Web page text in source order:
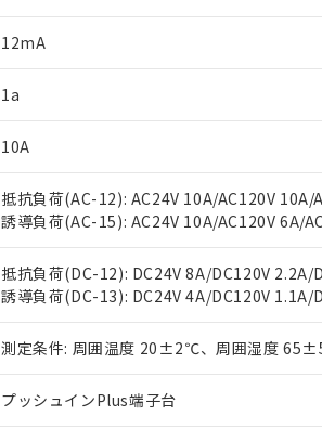
12mA
1a
10A
抵抗負荷(AC-12): AC24V 10A/AC120V 10A/
誘導負荷(AC-15): AC24V 10A/AC120V 6A/
抵抗負荷(DC-12): DC24V 8A/DC120V 2.2A/
誘導負荷(DC-13): DC24V 4A/DC120V 1.1A/
測定条件: 周囲温度 20±2℃、周囲湿度
プッシュインPlus端子台
以下の条件をお読みいただき、同意のう
くものです。
在庫状況および標準価格照会結果
正式な納期状況および標準価格は
当社販売員にご相談ください。
オムロン制御機器販売店や当社販売
す。
マイパーツ機能（部品リスト作成
ている必要があります。
お客様が当ウェブサイト上で当社
が、当社の製品・サービスに関す
さい。
*EU RoHS指令（10物質）：
鉛(Pb) 1000ppm以下、 水銀(Hg) 1000ppm以下、
ル（DBP） 1000ppm以下、フタル酸ジイソブチル
フタル酸エステル類の４物質については閾値を超え
※2 対応予定月
※3 非含有証明書ダウンロード
下記の非含有証明書をダウンロードする
「○」：最大均質材料含有率が中国
「×」：最大均質材料含有率が中国RoHS
「－」：未確認です。当社販売部門へお
Cr(Ⅵ)(六価クロム) : 1000ppm、 PBBs(ポリ臭化ビフ
DEHP(フタル酸ビス(2-エチルヘキシル)) : 1000ppm
※2 環境保護使用期限
「ｅ」：有害物質（10物質）のすべてが
「10」：通常の使用状況下において有害
「－」：未確認です。当社販売部門へお
う）を輸出または国外への提供す
当社は規制貨物を破棄する場合は
当社は貴社製品を、核兵器、ミサ
置等に一切使用いたしません。
当社は、貴社製品を第三者に販売
また当社は、販売先および販売に
合意す
△ 一定数には満たないが在庫あり
－
在庫なし(最新の在庫状況につ
機器販売店・当社販売員にご
空
白
受注生産機種、また在庫状況